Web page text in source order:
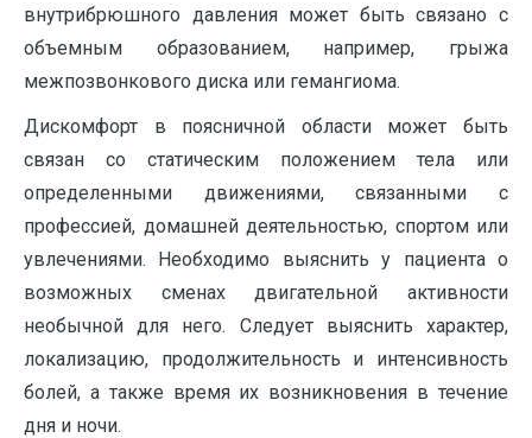
внутрибрюшного давления может быть связано с
объемным образованием, например, грыжа
межпозвонкового диска или гемангиома.
Дискомфорт в поясничной области может быть
связан со статическим положением тела или
определенными движениями, связанными с
профессией, домашней деятельностью, спортом или
увлечениями. Необходимо выяснить у пациента о
возможных сменах двигательной активности
необычной для него. Следует выяснить характер,
локализацию, продолжительность и интенсивность
болей, а также время их возникновения в течение
дня и ночи.